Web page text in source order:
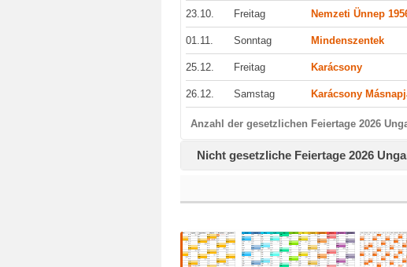
23.10. Freitag Nemzeti Ünnep
01.11. Sonntag Mindenszentek
25.12. Freitag Karácsony
26.12. Samstag Karácsony
Anzahl der gesetzlichen Feiertage 2026
Nicht gesetzliche Feiertage 2026